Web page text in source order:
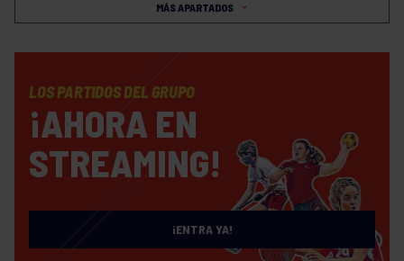
MÁS APARTADOS
LOS PARTIDOS DEL GRUPO
¡AHORA EN
STREAMING!
¡ENTRA YA!